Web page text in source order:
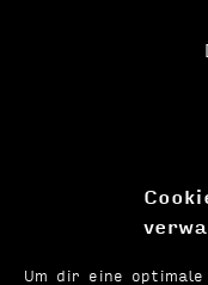
Um dir eine